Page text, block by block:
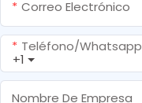
Correo Electrónico
+1
Teléfono/whatsapp
Nombre De Empresa